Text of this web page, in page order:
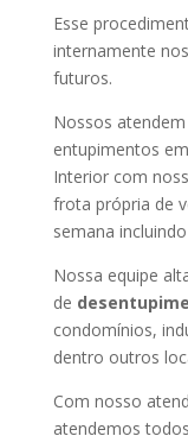
Esse
internamente
futuros.
Nossos
entupimentos
Interior com
frota própria de
semana
Nossa equipe
de
condomínios,
dentro outros
Com nosso
atendemos